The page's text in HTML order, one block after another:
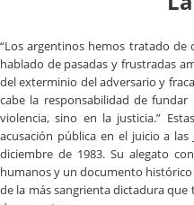
“Los argentinos hemos tratado de
hablado de pasadas y frustradas
del exterminio del adversario y
cabe la responsabilidad de
violencia, sino en la justicia.”
acusación pública en el juicio a
diciembre de 1983. Su alegato
humanos y un documento histórico
de la más sangrienta dictadura